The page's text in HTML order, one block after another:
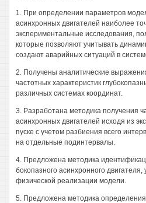
1. При определении параметров
асинхронных двигателей наиболее
экспериментальные исследования,
которые позволяют учитывать
создают аварийных ситуаций в
2. Получены аналитические
частотных характеристик
различных системах координат.
3. Разработана методика получения
асинхронных двигателей исходя из
пуске с учетом разбиения всего
на отдельные подинтервалы.
4. Предложена методика
бокопазного асинхронного
физической реализации модели.
5. Предложена методика определения